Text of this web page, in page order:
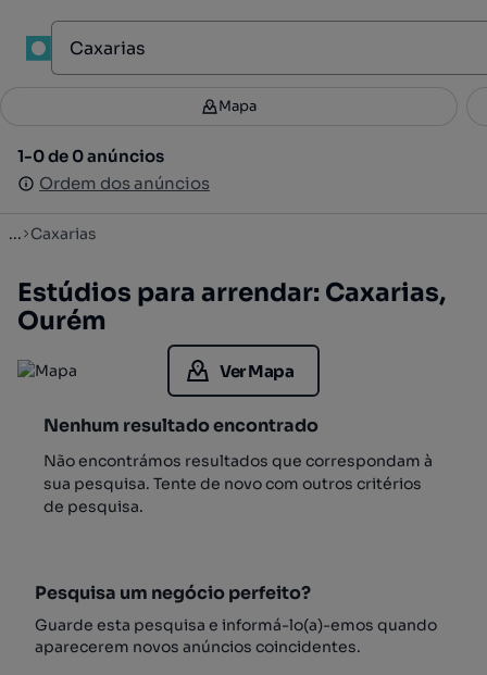
Filtros 3
1-0 de 0 anúncios
Ordem dos anúncios
Mapa
1-0 de 0 anúncios
Ordem dos anúncios
... Caxarias
Estúdios para arrendar: Caxarias,
Ourém
Ver Mapa
Nenhum resultado encontrado
Não encontrámos resultados que correspondam à
sua pesquisa. Tente de novo com outros critérios
de pesquisa.
Pesquisa um negócio perfeito?
Guarde esta pesquisa e informá-lo(a)-emos quando
aparecerem novos anúncios coincidentes.